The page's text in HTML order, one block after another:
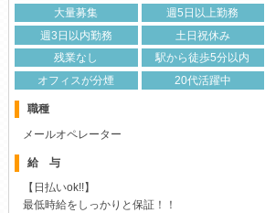
大量募集
週5日以上勤務
週3日以内勤務
土日祝休み
残業なし
駅から徒歩5分以内
オフィスが分煙
20代活躍中
職種
メールオペレーター
給 与
【日払いok!!】
最低時給をしっかりと保証！！